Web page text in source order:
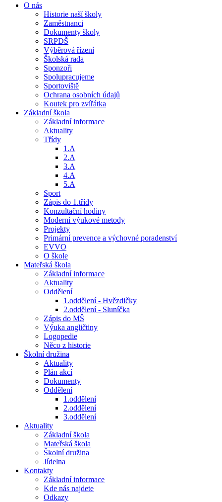
O nás
Historie naší školy
Zaměstnanci
Dokumenty školy
SRPDŠ
Výběrová řízení
Školská rada
Sponzoři
Spolupracujeme
Sportoviště
Ochrana osobních údajů
Koutek pro zvířátka
Základní škola
Základní informace
Aktuality
Třídy
1.A
2.A
3.A
4.A
5.A
Sport
Zápis do 1.třídy
Konzultační hodiny
Moderní výukové metody
Projekty
Primární prevence a výchovné poradenství
EVVO
O škole
Mateřská škola
Základní informace
Aktuality
Oddělení
1.oddělení - Hvězdičky
2.oddělení - Sluníčka
Zápis do MŠ
Výuka angličtiny
Logopedie
Něco z historie
Školní družina
Aktuality
Plán akcí
Dokumenty
Oddělení
1.oddělení
2.oddělení
3.oddělení
Aktuality
Základní škola
Mateřská škola
Školní družina
Jídelna
Kontakty
Základní informace
Kde nás najdete
Odkazy